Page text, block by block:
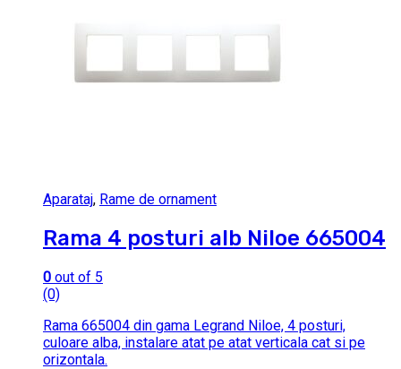
Aparataj, Rame de ornament
Rama 4 posturi alb Niloe 665004
0 out of 5
(0)
Rama 665004 din gama Legrand Niloe, 4 posturi,
culoare alba, instalare atat pe atat verticala cat si pe
orizontala.